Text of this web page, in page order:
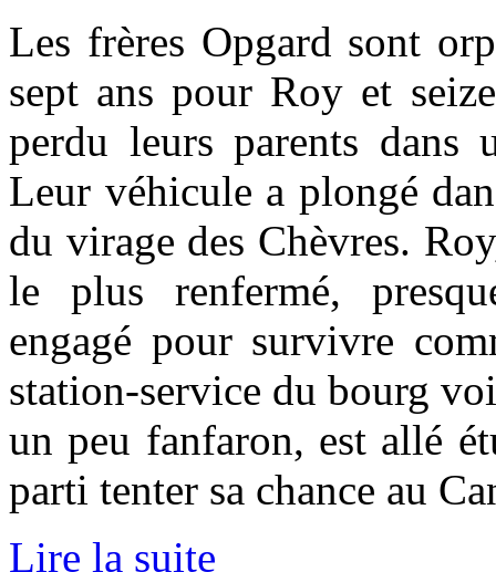
Les frères Opgard sont
sept ans pour Roy et
perdu leurs parents dans
Leur véhicule a plongé
du virage des Chèvres.
le plus renfermé,
engagé pour survivre
station-service du bourg
un peu fanfaron, est allé
parti tenter sa chance au
Lire la suite